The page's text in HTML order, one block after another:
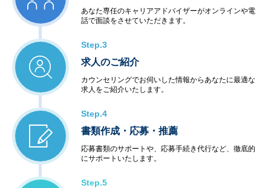
あなた専任のキャリアアドバイザーがオンラインや電
話で面談をさせていただきます。
Step.3
求人のご紹介
カウンセリングでお伺いした情報からあなたに最適な
求人をご紹介いたします。
Step.4
書類作成・応募・推薦
応募書類のサポートや、応募手続き代行など、徹底的
にサポートいたします。
Step.5